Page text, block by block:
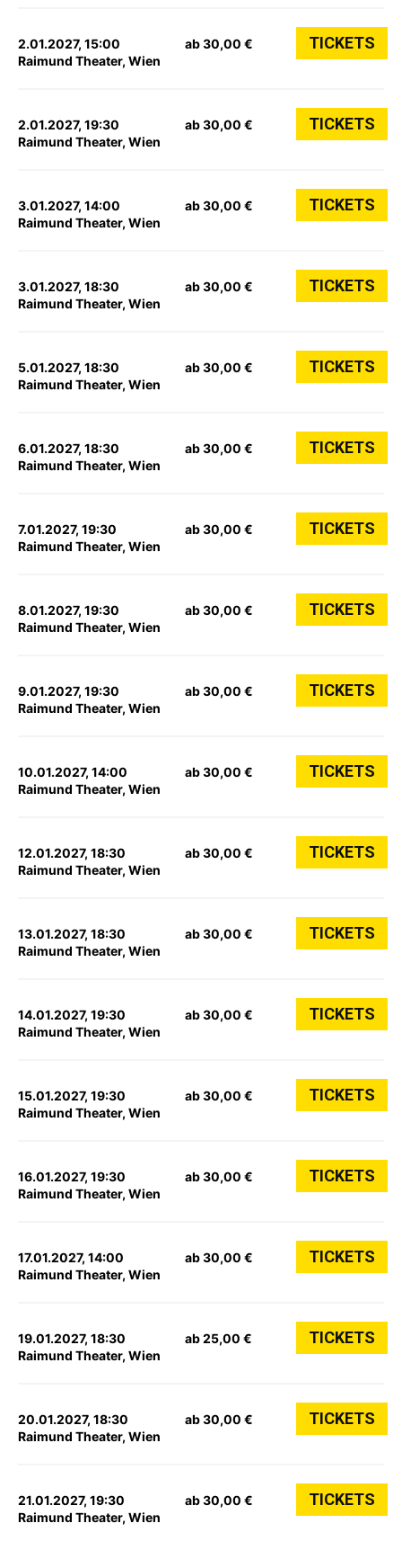
2.01.2027, 15:00
Raimund Theater, Wien
ab 30,00 € TICKETS
2.01.2027, 19:30
Raimund Theater, Wien
ab 30,00 € TICKETS
3.01.2027, 14:00
Raimund Theater, Wien
ab 30,00 € TICKETS
3.01.2027, 18:30
Raimund Theater, Wien
ab 30,00 € TICKETS
5.01.2027, 18:30
Raimund Theater, Wien
ab 30,00 € TICKETS
6.01.2027, 18:30
Raimund Theater, Wien
ab 30,00 € TICKETS
7.01.2027, 19:30
Raimund Theater, Wien
ab 30,00 € TICKETS
8.01.2027, 19:30
Raimund Theater, Wien
ab 30,00 € TICKETS
9.01.2027, 19:30
Raimund Theater, Wien
ab 30,00 € TICKETS
10.01.2027, 14:00
Raimund Theater, Wien
ab 30,00 € TICKETS
12.01.2027, 18:30
Raimund Theater, Wien
ab 30,00 € TICKETS
13.01.2027, 18:30
Raimund Theater, Wien
ab 30,00 € TICKETS
14.01.2027, 19:30
Raimund Theater, Wien
ab 30,00 € TICKETS
15.01.2027, 19:30
Raimund Theater, Wien
ab 30,00 € TICKETS
16.01.2027, 19:30
Raimund Theater, Wien
ab 30,00 € TICKETS
17.01.2027, 14:00
Raimund Theater, Wien
ab 30,00 € TICKETS
19.01.2027, 18:30
Raimund Theater, Wien
ab 25,00 € TICKETS
20.01.2027, 18:30
Raimund Theater, Wien
ab 30,00 € TICKETS
21.01.2027, 19:30
Raimund Theater, Wien
ab 30,00 € TICKETS